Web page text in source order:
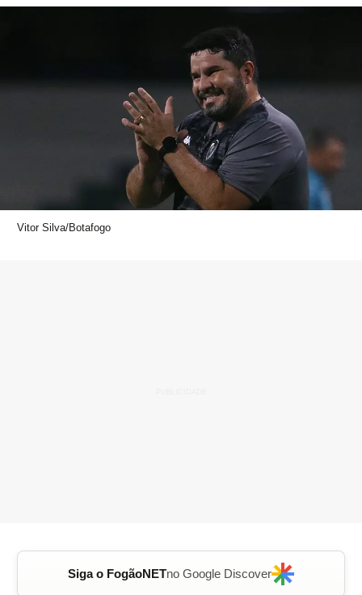
Vitor Silva/Botafogo
Siga o FogãoNETno Google Discover